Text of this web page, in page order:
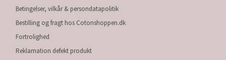
Betingelser, vilkår & persondatapolitik
Bestilling og fragt hos Cotonshoppen.dk
Fortrolighed
Reklamation defekt produkt